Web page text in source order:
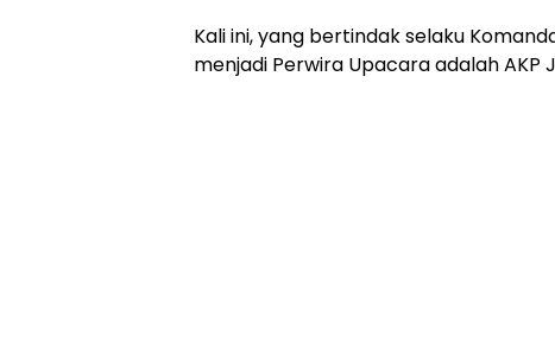
Kali ini, yang bertindak selaku
menjadi Perwira Upacara adalah AKP